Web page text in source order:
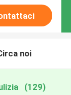
noi
(129)